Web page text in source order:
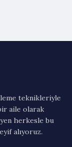
teknikleriyle
aile olarak
herkesle bu
alıyoruz.